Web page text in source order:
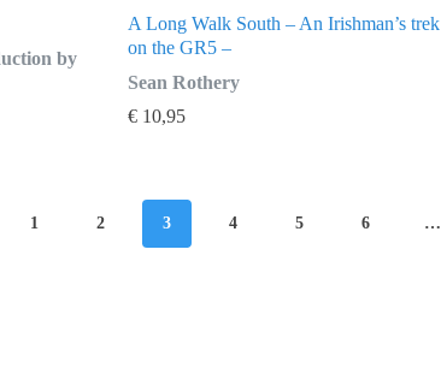
by
A Long Walk South – An Irishman’s trek
on the GR5 –
Sean Rothery
€10,95
1 2 3 4 5 6 …